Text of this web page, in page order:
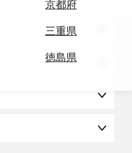
京都府
三重県
徳島県